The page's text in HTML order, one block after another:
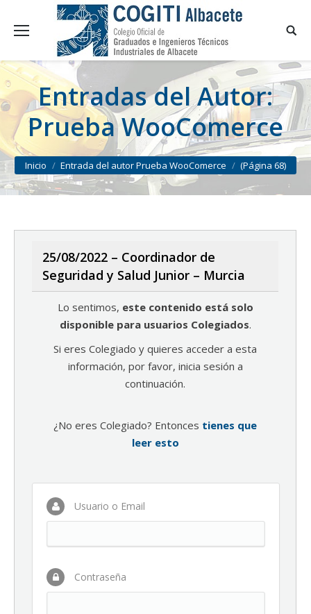
Entradas del Autor:
Prueba WooComerce
You are here:
Inicio Entrada del autor Prueba WooComerce (Página 68)
25/08/2022 – Coordinador de
Seguridad y Salud Junior – Murcia
Lo sentimos, este contenido está solo
disponible para usuarios Colegiados.
Si eres Colegiado y quieres acceder a esta
información, por favor, inicia sesión a
continuación.
¿No eres Colegiado? Entonces tienes que
leer esto
Usuario o Email
Contraseña